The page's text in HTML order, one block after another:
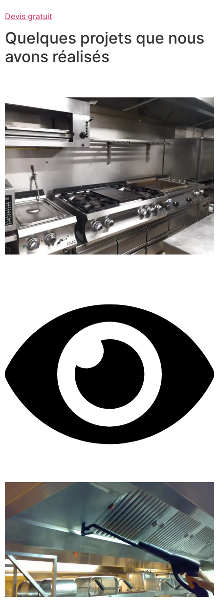
Devis gratuit
Quelques projets que nous
avons réalisés